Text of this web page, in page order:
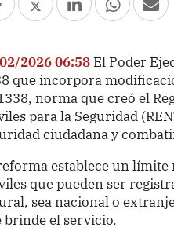
2026 06:58 El Poder
que incorpora
norma que creó el
para la Seguridad
ciudadana y
establece un
que pueden ser
sea nacional o
brinde el servicio.